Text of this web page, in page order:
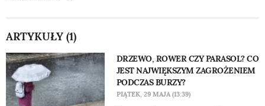
ARTYKUŁY (1)
DRZEWO, ROWER CZY PARASOL? CO
JEST NAJWIĘKSZYM ZAGROŻENIEM
PODCZAS BURZY?
PIĄTEK, 29 MAJA (13:39)